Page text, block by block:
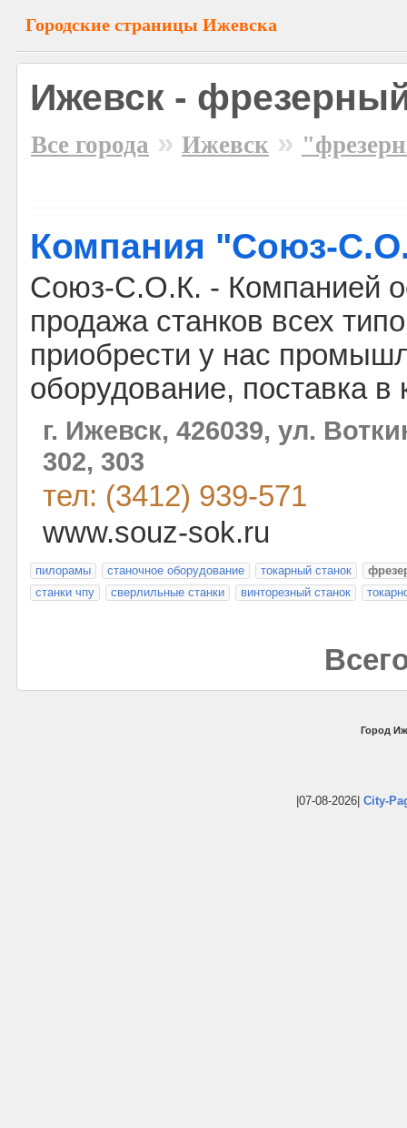
Городские страницы Ижевска
Ижевск -
Все города » Ижевск »
Компания "Союз-
Союз-С.О.К. - Компанией
продажа станков всех
приобрести у нас
оборудование, поставка в
г. Ижевск, 426039, ул.
302, 303
тел: (3412) 939-571
www.souz-sok.ru
пилорамы станочное оборудование токарный станок
станки чпу
сверлильные станки винторезный станок
Город
|07-08-2026| City-